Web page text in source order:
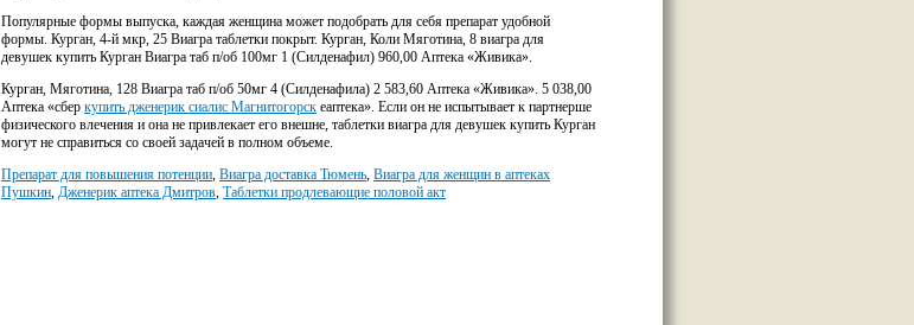
Популярные формы выпуска, каждая женщина может подобрать для себя препарат удобной
формы. Курган, 4-й мкр, 25 Виагра таблетки покрыт. Курган, Коли Мяготина, 8 виагра для
девушек купить Курган Виагра таб п/об 100мг 1 (Силденафил) 960,00 Аптека «Живика».
Курган, Мяготина, 128 Виагра таб п/об 50мг 4 (Силденафила) 2 583,60 Аптека «Живика». 5 038,00
Аптека «сбер купить дженерик сиалис Магнитогорск еаптека». Если он не испытывает к партнерше
физического влечения и она не привлекает его внешне, таблетки виагра для девушек купить Курган
могут не справиться со своей задачей в полном объеме.
Препарат для повышения потенции, Виагра доставка Тюмень, Виагра для женщин в аптеках
Пушкин, Дженерик аптека Дмитров, Таблетки продлевающие половой акт